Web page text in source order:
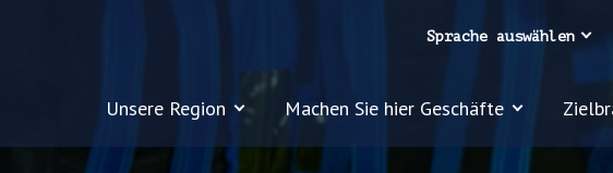
Unsere Region Machen Sie hier Geschäfte
Sprache auswählen